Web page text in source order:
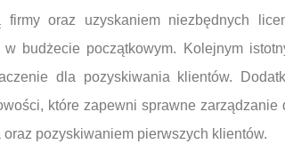
oraz uzyskaniem niezbędnych
budżecie początkowym. Kolejnym
dla pozyskiwania klientów.
które zapewni sprawne zarządzanie
pozyskiwaniem pierwszych klientów.